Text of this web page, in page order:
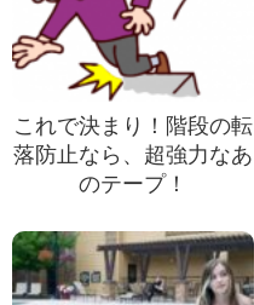
これで決まり！階段の転
落防止なら、超強力なあ
のテープ！